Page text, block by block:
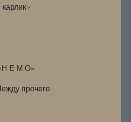
Е М О»
прочего